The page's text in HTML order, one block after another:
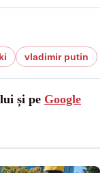
vladimir putin
și pe Google